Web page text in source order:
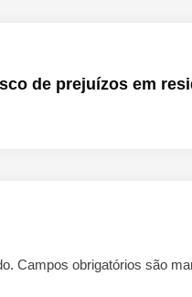
de prejuízos em
Campos obrigatórios são